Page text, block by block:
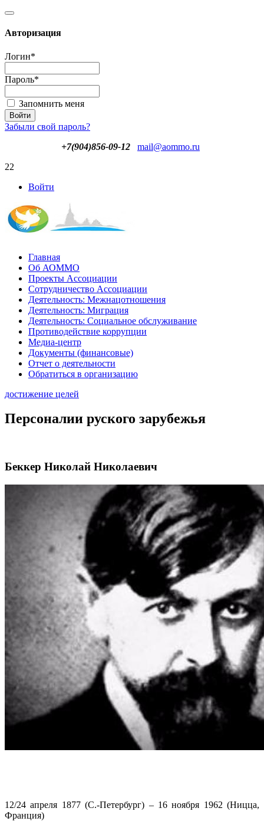
Авторизация
Логин*
Пароль*
Запомнить меня
Забыли свой пароль?
+7(904)856-09-12
mail@aommo.ru
22
Войти
Главная
Об АОММО
Проекты Ассоциации
Сотрудничество Ассоциации
Деятельность: Межнацотношения
Деятельность: Миграция
Деятельность: Социальное обслуживание
Противодействие коррупции
Медиа-центр
Документы (финансовые)
Отчет о деятельности
Обратиться в организацию
достижение целей
Персоналии руского зарубежья
Беккер Николай Николаевич
12/24 апреля 1877 (С.-Петербург) – 16 ноября 1962 (Ницца,
Франция)